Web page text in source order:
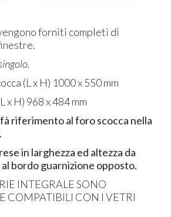
forniti completi di
(L x H) 1000 x 550 mm
x H) 968 x 484 mm
riferimento al foro scocca nella
in larghezza ed altezza da
bordo guarnizione opposto.
INTEGRALE SONO
COMPATIBILI CON I VETRI